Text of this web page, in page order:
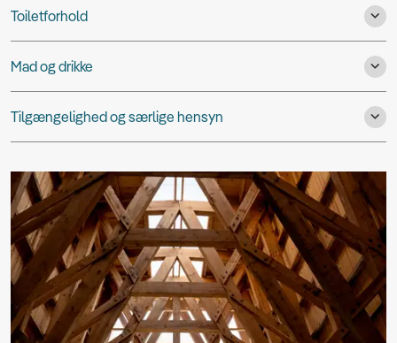
Toiletforhold
Mad og drikke
Tilgængelighed og særlige hensyn